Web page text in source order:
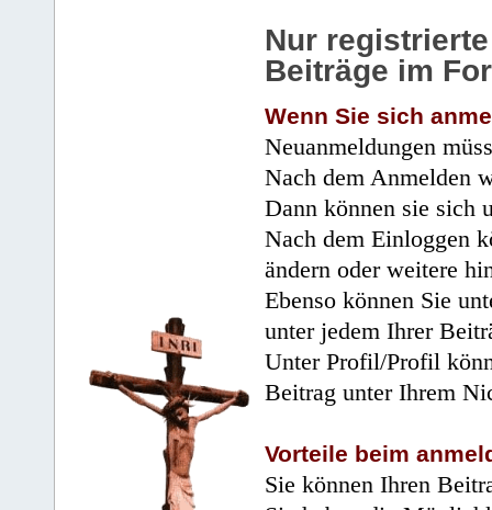
Nur
Beiträge im
Wenn Sie sich
Neuanmeldungen
Nach dem Anmelden
Dann können sie sich
Nach dem Einloggen
ändern oder weitere
Ebenso können Sie
unter jedem Ihrer
Unter Profil/Profil
Beitrag unter Ihrem
Vorteile beim
Sie können Ihren